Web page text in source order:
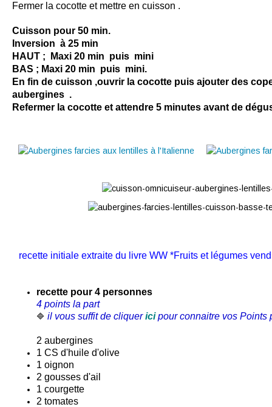
Fermer la cocotte et mettre en cuisson .
Cuisson pour 50 min.
Inversion à 25 min
HAUT ;
Maxi 20 min puis mini
BAS ; Maxi 20 min puis mini.
En fin de cuisson ,ouvrir la cocotte puis ajouter des
aubergines .
Refermer la cocotte et attendre 5 minutes avant de
recette initiale extraite du livre WW *Fruits et légumes
recette pour 4 personnes
4 points la part
🔷 il vous suffit de cliquer icipour connaitre vos Points
2 aubergines
1 CS d'huile d'olive
1 oignon
2 gousses d'ail
1 courgette
2 tomates